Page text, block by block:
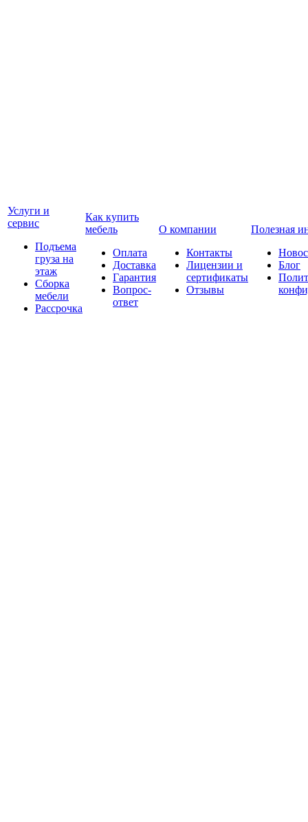
Услуги и
сервис
Подъема
груза на
этаж
Сборка
мебели
Рассрочка
Как купить
мебель
Оплата
Доставка
Гарантия
Вопрос-
ответ
О компании
Контакты
Лицензии и
сертификаты
Отзывы
Полезная
Блог